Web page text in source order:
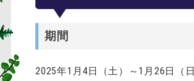
期間
2025年1月4日（土）～1月26日（